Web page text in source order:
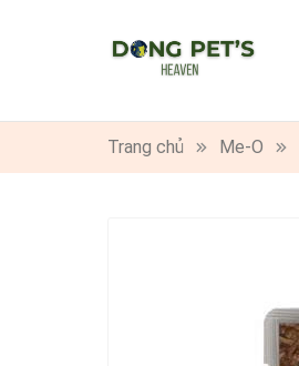
Trang chủ Me-O